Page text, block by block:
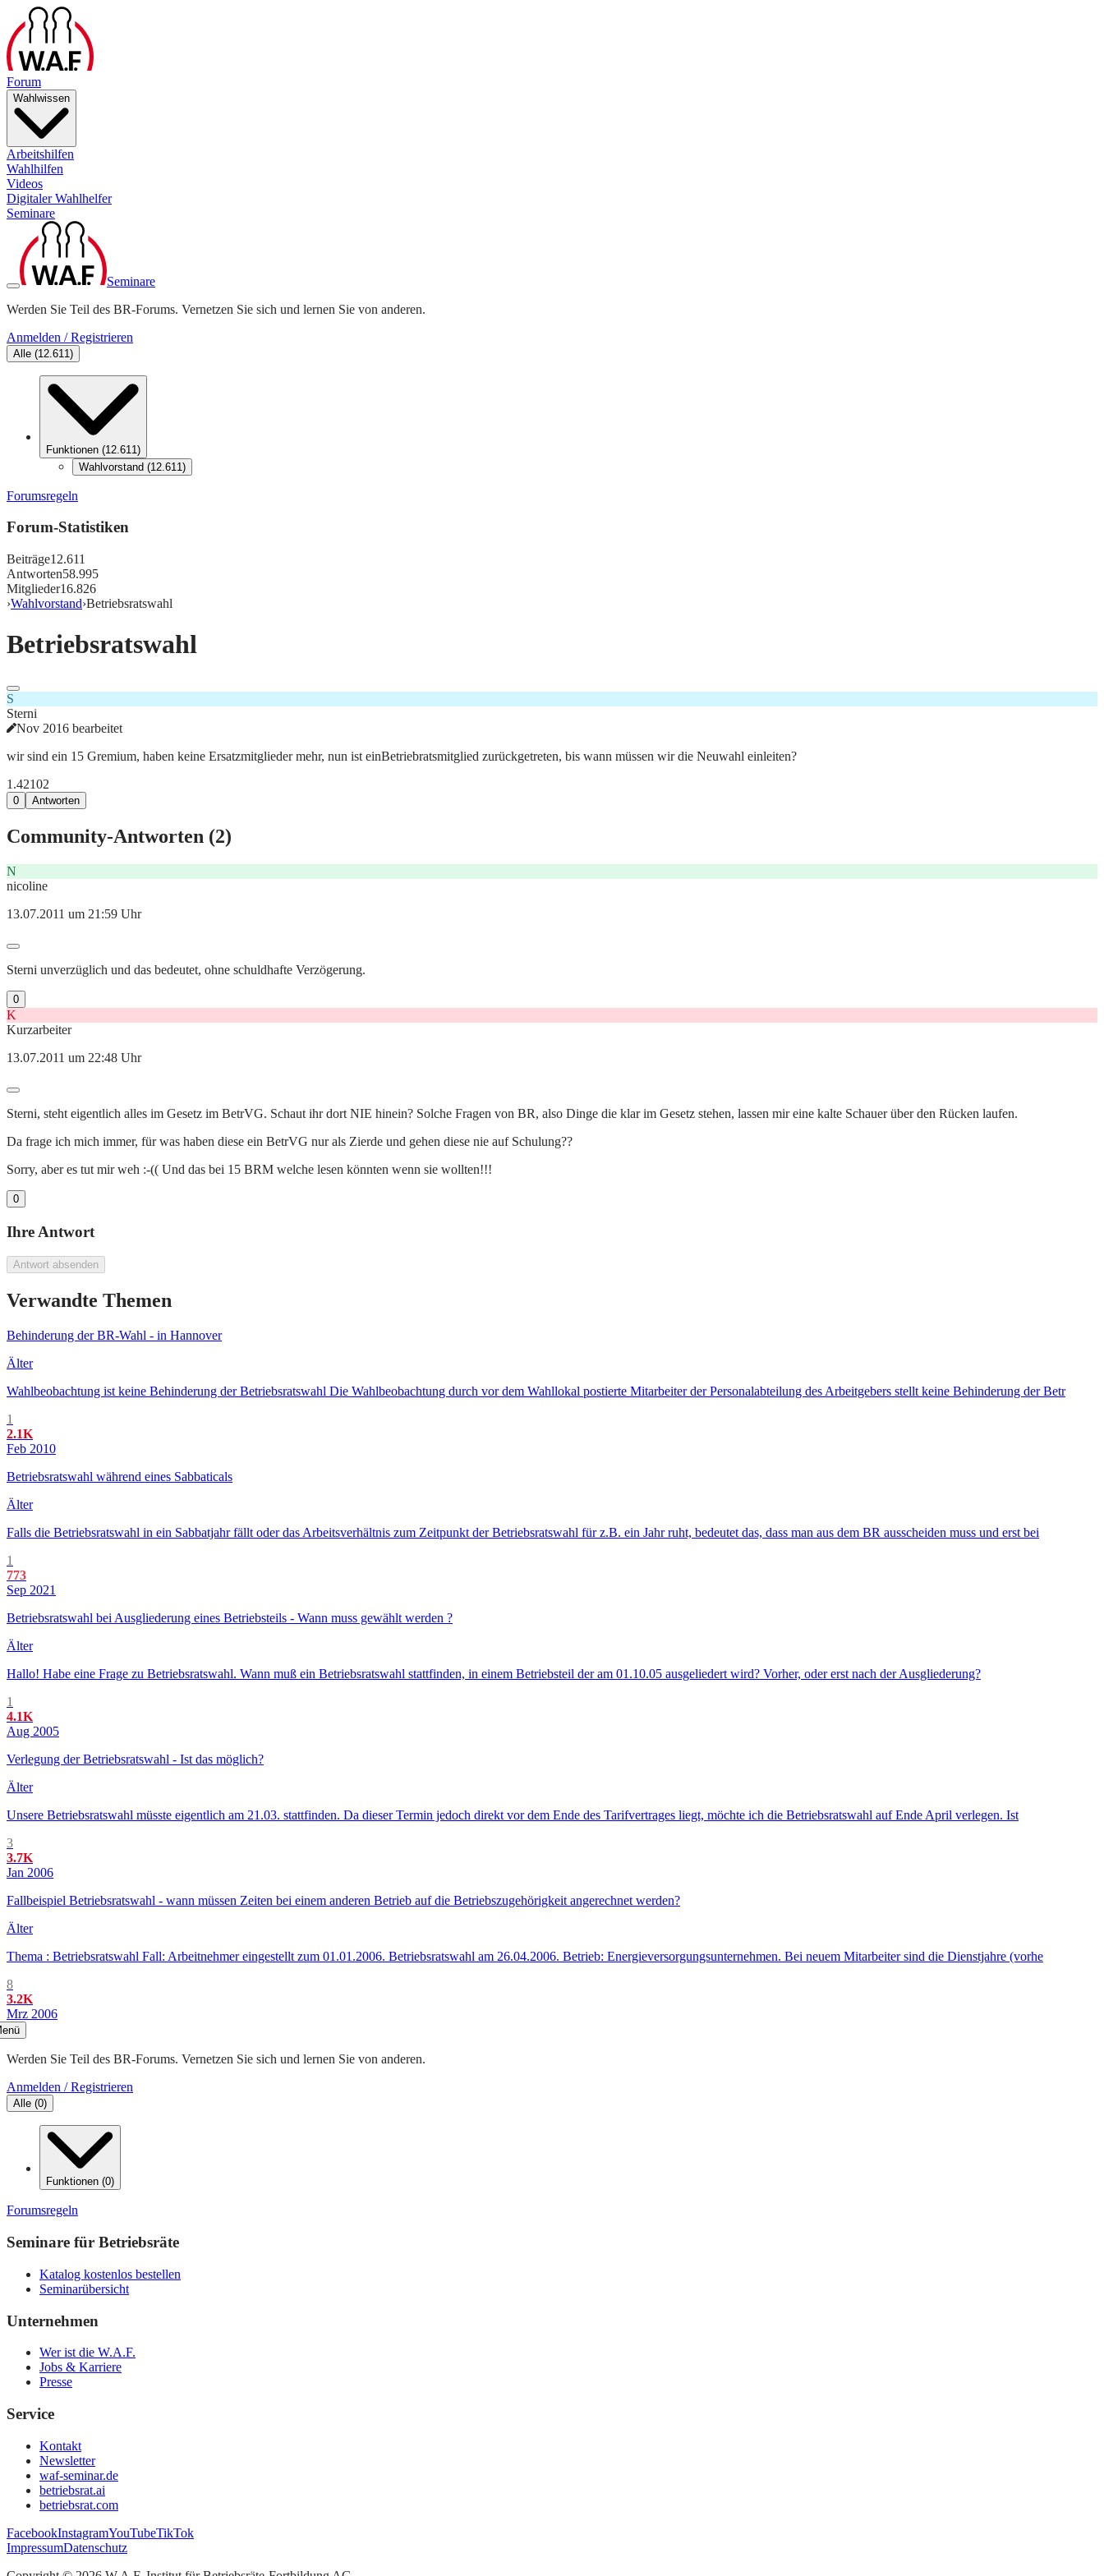
Forum
Wahlwissen
Arbeitshilfen
Wahlhilfen
Videos
Digitaler Wahlhelfer
Seminare
Seminare
Werden Sie Teil des BR-Forums. Vernetzen Sie sich und lernen Sie von anderen.
Anmelden / Registrieren
Alle (12.611)
Funktionen (12.611)
Wahlvorstand (12.611)
Forumsregeln
Forum-Statistiken
Beiträge12.611
Antworten58.995
Mitglieder16.826
›Wahlvorstand›Betriebsratswahl
Betriebsratswahl
S
Sterni
Nov 2016 bearbeitet
wir sind ein 15 Gremium, haben keine Ersatzmitglieder mehr, nun ist einBetriebratsmitglied zurückgetreten, bis wann müssen wir die Neuwahl einleiten?
1.42102
0 Antworten
Community-Antworten (2)
N
nicoline
13.07.2011 um 21:59 Uhr
Sterni unverzüglich und das bedeutet, ohne schuldhafte Verzögerung.
0
K
Kurzarbeiter
13.07.2011 um 22:48 Uhr
Sterni, steht eigentlich alles im Gesetz im BetrVG. Schaut ihr dort NIE hinein? Solche Fragen von BR, also Dinge die klar im Gesetz stehen, lassen mir eine kalte Schauer über den Rücken laufen.
Da frage ich mich immer, für was haben diese ein BetrVG nur als Zierde und gehen diese nie auf Schulung??
Sorry, aber es tut mir weh :-(( Und das bei 15 BRM welche lesen könnten wenn sie wollten!!!
0
Ihre Antwort
Antwort absenden
Verwandte Themen
Behinderung der BR-Wahl - in Hannover
Älter
Wahlbeobachtung ist keine Behinderung der Betriebsratswahl Die Wahlbeobachtung durch vor dem Wahllokal postierte Mitarbeiter der Personalabteilung des Arbeitgebers stellt keine Behinderung der Betr
1
2.1K
Feb 2010
Betriebsratswahl während eines Sabbaticals
Älter
Falls die Betriebsratswahl in ein Sabbatjahr fällt oder das Arbeitsverhältnis zum Zeitpunkt der Betriebsratswahl für z.B. ein Jahr ruht, bedeutet das, dass man aus dem BR ausscheiden muss und erst bei
1
773
Sep 2021
Betriebsratswahl bei Ausgliederung eines Betriebsteils - Wann muss gewählt werden ?
Älter
Hallo! Habe eine Frage zu Betriebsratswahl. Wann muß ein Betriebsratswahl stattfinden, in einem Betriebsteil der am 01.10.05 ausgeliedert wird? Vorher, oder erst nach der Ausgliederung?
1
4.1K
Aug 2005
Verlegung der Betriebsratswahl - Ist das möglich?
Älter
Unsere Betriebsratswahl müsste eigentlich am 21.03. stattfinden. Da dieser Termin jedoch direkt vor dem Ende des Tarifvertrages liegt, möchte ich die Betriebsratswahl auf Ende April verlegen. Ist
3
3.7K
Jan 2006
Fallbeispiel Betriebsratswahl - wann müssen Zeiten bei einem anderen Betrieb auf die Betriebszugehörigkeit angerechnet werden?
Älter
Thema : Betriebsratswahl Fall: Arbeitnehmer eingestellt zum 01.01.2006. Betriebsratswahl am 26.04.2006. Betrieb: Energieversorgungsunternehmen. Bei neuem Mitarbeiter sind die Dienstjahre (vorhe
8
3.2K
Mrz 2006
Werden Sie Teil des BR-Forums. Vernetzen Sie sich und lernen Sie von anderen.
Anmelden / Registrieren
Alle (0)
Funktionen (0)
Forumsregeln
Seminare für Betriebsräte
Katalog kostenlos bestellen
Seminarübersicht
Unternehmen
Wer ist die W.A.F.
Jobs & Karriere
Presse
Service
Kontakt
Newsletter
waf-seminar.de
betriebsrat.ai
betriebsrat.com
FacebookInstagramYouTubeTikTok
ImpressumDatenschutz